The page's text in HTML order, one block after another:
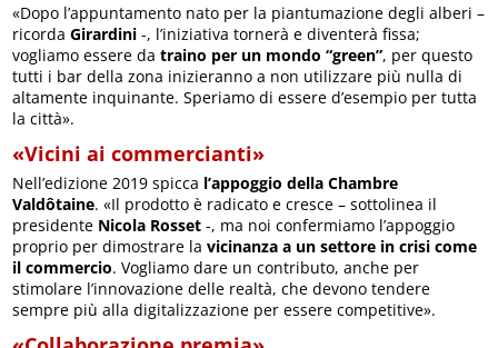
«Dopo l’appuntamento nato per la piantumazione degli alberi –
ricordaGirardini -, l’iniziativa tornerà e diventerà fissa;
vogliamo essere datraino per un mondo “green”, per questo
tutti i bar della zona inizieranno a non utilizzare più nulla di
altamente inquinante. Speriamo di essere d’esempio per tutta
la città».
«Vicini ai commercianti»
Nell’edizione 2019 spicca l’appoggio della Chambre
Valdôtaine. «Il prodotto è radicato e cresce – sottolinea il
presidente Nicola Rosset -, ma noi confermiamo l’appoggio
proprio per dimostrare lavicinanza a un settore in crisi come
il commercio. Vogliamo dare un contributo, anche per
stimolare l’innovazione delle realtà, che devono tendere
sempre più alla digitalizzazione per essere competitive».